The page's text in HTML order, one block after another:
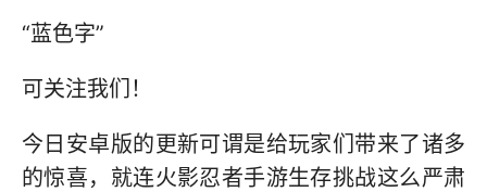
“蓝色字”
可关注我们！
今日安卓版的更新可谓是给玩家们带来了诸多
的惊喜，就连火影忍者手游生存挑战这么严肃